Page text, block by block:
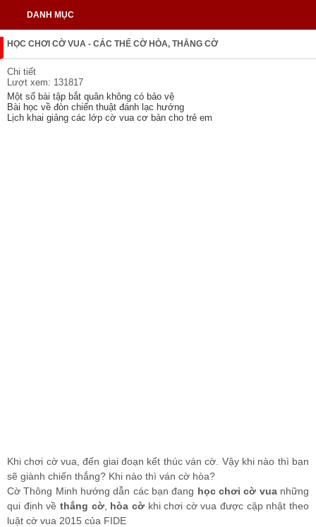
DANH MỤC
HỌC CHƠI CỜ VUA - CÁC THẾ CỜ HÒA, THẮNG CỜ
Chi tiết
Lượt xem: 131817
Một số bài tập bắt quân không có bảo vệ
Bài học về đòn chiến thuật đánh lạc hướng
Lịch khai giảng các lớp cờ vua cơ bản cho trẻ em
Khi chơi cờ vua, đến giai đoạn kết thúc ván cờ. Vậy khi nào thì bạn
sẽ giành chiến thắng? Khi nào thì ván cờ hòa?
Cờ Thông Minh hướng dẫn các bạn đang học chơi cờ vuanhững
qui định về thắng cờ, hòa cờkhi chơi cờ vua được cập nhật theo
luật cờ vua 2015 của FIDE